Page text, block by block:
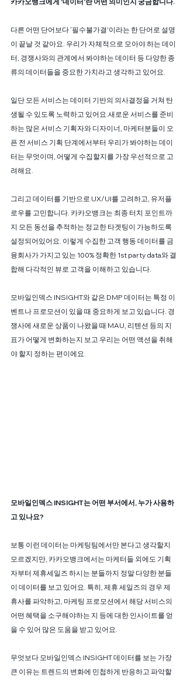
다른 어떤 단어보다 ‘필수불가결'이라는 한 단어로 설명
이 끝날 것 같아요. 우리가 자체적으로 모아야 하는 데이
터, 경쟁사와의 관계에서 봐야하는 데이터 등 다양한 종
류의 데이터들을 중요한 가치라고 생각하고 있어요.
일단 모든 서비스는 데이터 기반의 의사결정을 거쳐 탄
생될 수 있도록 노력하고 있어요.새로운 서비스를 준비
하는 많은 서비스 기획자와 디자이너, 마케터분들이 오
픈 전 서비스 기획 단계에서부터 우리가 봐야하는 데이
터는 무엇이며, 어떻게 수집할지를 가장 우선적으로 고
려해요.
그리고 데이터를 기반으로 UX/UI를 고려하고, 유저플
로우를 고민합니다. 카카오뱅크는 최종 터치 포인트까
지 모든 동선을 추적하는 정교한 타겟팅이 가능하도록
설정되어있어요. 이렇게 수집한 고객 행동 데이터를 금
융회사가 가지고 있는 100% 정확한 1st party data와 결
합해 다각적인 뷰로 고객을 이해하고 있습니다.
모바일인덱스 INSIGHT와 같은 DMP 데이터는 특정 이
벤트나 프로모션이 있을 때 중요하게 보고 있습니다. 경
쟁사에 새로운 상품이 나왔을 때 MAU, 리텐션 등의 지
표가 어떻게 변화하는지 보고 우리는 어떤 액션을 취해
야 할지 정하는 편이에요.
모바일인덱스 INSIGHT는 어떤 부서에서, 누가 사용하
고 있나요?
보통 이런 데이터는 마케팅팀에서만 본다고 생각할지
모르겠지만, 카카오뱅크에서는 마케터들 외에도 기획
자부터 제휴세일즈 하시는 분들까지 정말 다양한 분들
이 데이터를 보고 있어요. 특히, 제휴 세일즈의 경우 제
휴사를 파악하고, 마케팅 프로모션에서 해당 서비스의
어떤 혜택을 소구해야하는 지 등에 대한 인사이트를 얻
을 수 있어 많은 도움을 받고 있어요.
무엇보다 모바일인덱스 INSIGHT 데이터를 보는 가장
큰 이유는 트렌드의 변화에 민첩하게 반응하고 파악할